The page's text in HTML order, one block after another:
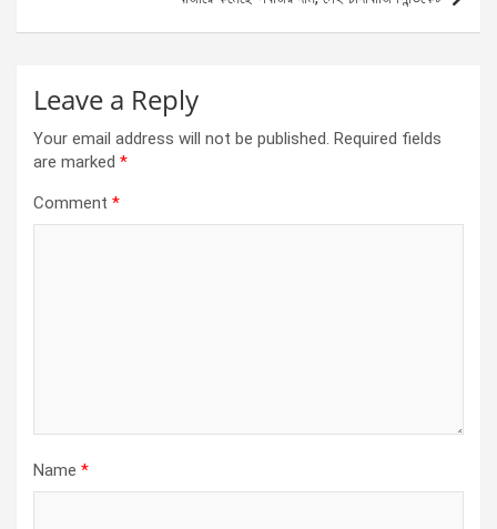
Leave a Reply
Your email address will not be published. Required fields
are marked *
Comment *
Name *